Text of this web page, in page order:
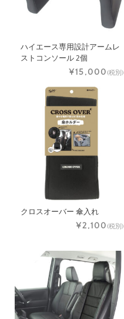
ハイエース専用設計アームレ
ストコンソール 2個
¥15,000(税別)
クロスオーバー 傘入れ
¥2,100(税別)